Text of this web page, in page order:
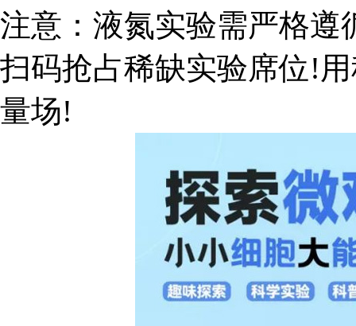
注意：液氮实验需严格遵
扫码抢占稀缺实验席位!
量场!